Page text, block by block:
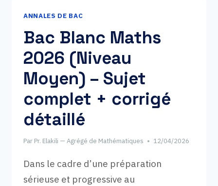
ASSEZ
–
SUJET
COMPLET
+
CORRIGÉ
DÉTAILLÉ
ANNALES DE BAC
Bac Blanc Maths
2026 (Niveau
Moyen) – Sujet
complet + corrigé
détaillé
Par Pr. Elakili — Agrégé de Mathématiques 12/04/2026
Dans le cadre d’une préparation
sérieuse et progressive au